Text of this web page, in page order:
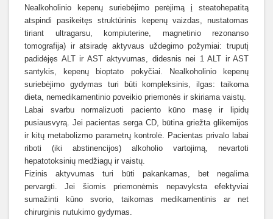
Nealkoholinio kepenų suriebėjimo perėjimą į steatohepatitą
atspindi pasikeitęs struktūrinis
kepenų vaizdas, nustatomas
tiriant ultragarsu, kompiuterine, magnetinio rezonanso
tomografija) ir atsiradę aktyvaus uždegimo požymiai: truputį
padidėjęs ALT ir AST aktyvumas, didesnis nei 1 ALT ir AST
santykis, kepenų bioptato pokyčiai.
Nealkoholinio kepenų
suriebėjimo gydymas turi būti kompleksinis, ilgas: taikoma
dieta, nemedikamentinio poveikio priemonės ir skiriama vaistų.
Labai svarbu normalizuoti paciento kūno masę ir lipidų
pusiausvyrą. Jei pacientas serga CD, būtina griežta glikemijos
ir kitų metabolizmo parametrų kontrolė. Pacientas privalo labai
riboti (iki abstinencijos) alkoholio vartojimą, nevartoti
hepatotoksinių medžiagų ir vaistų.
Fizinis aktyvumas turi būti pakankamas, bet negalima
pervargti. Jei šiomis priemonėmis nepavyksta efektyviai
sumažinti kūno svorio, taikomas medikamentinis ar net
chirurginis nutukimo gydymas.